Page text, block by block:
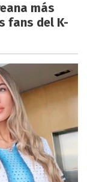
más
fans del K-